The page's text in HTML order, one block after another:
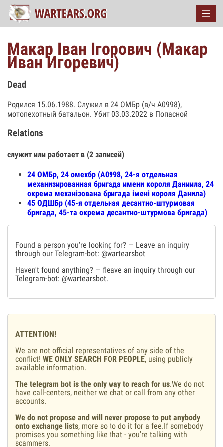
Макар Іван Ігорович (Макар
Иван Игоревич)
Dead
Родился 15.06.1988. Служил в 24 ОМБр (в/ч А0998),
мотопехотный батальон. Убит 03.03.2022 в Попасной
Relations
служит или работает в (2 записей)
24 ОМБр, 24 омехбр (А0998, 24-я отдельная
механизированная бригада имени короля Даниила, 24
окрема механізована бригада імені короля Данила)
45 ОДШБр (45-я отдельная десантно-штурмовая
бригада, 45-та окрема десантно-штурмова бригада)
Found a person you're looking for? — Leave an inquiry
through our Telegram-bot: @wartearsbot
Haven't found anything? — fleave an inquiry through our
Telegram-bot: @wartearsbot.
ATTENTION!
We are not official representatives of any side of the
conflict! WE ONLY SEARCH FOR PEOPLE, using publicly
available information.
The telegram bot is the only way to reach for us.We do not
have call-centers, neither we chat or call from any other
accounts.
We do not propose and will never propose to put anybody
onto exchange lists, more so to do it for a fee.If somebody
promises you something like that - you're talking with
scammers.